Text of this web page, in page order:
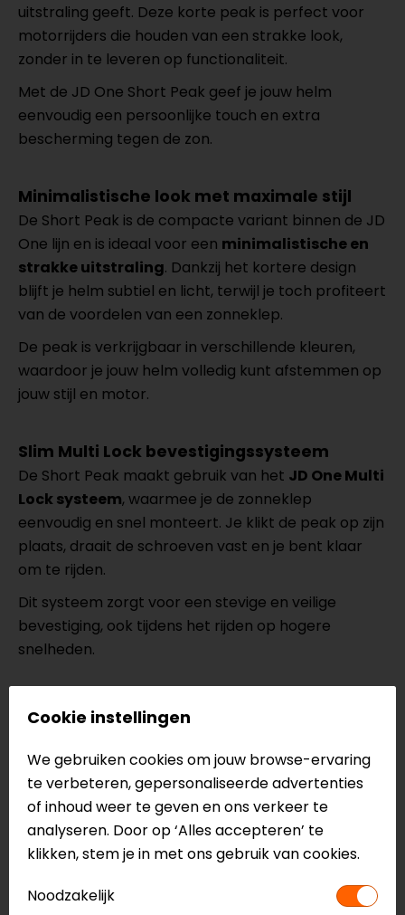
uitstraling geeft. Deze korte peak is perfect voor
motorrijders die houden van een strakke look,
zonder in te leveren op functionaliteit.
Met de JD One Short Peak geef je jouw helm
eenvoudig een persoonlijke touch en extra
bescherming tegen de zon.
Minimalistische look met maximale stijl
De Short Peak is de compacte variant binnen de JD
One lijn en is ideaal voor een minimalistische en
strakke uitstraling. Dankzij het kortere design
blijft je helm subtiel en licht, terwijl je toch profiteert
van de voordelen van een zonneklep.
De peak is verkrijgbaar in verschillende kleuren,
waardoor je jouw helm volledig kunt afstemmen op
jouw stijl en motor.
Slim Multi Lock bevestigingssysteem
De Short Peak maakt gebruik van het JD One Multi
Lock systeem, waarmee je de zonneklep
eenvoudig en snel monteert. Je klikt de peak op zijn
plaats, draait de schroeven vast en je bent klaar
om te rijden.
Dit systeem zorgt voor een stevige en veilige
bevestiging, ook tijdens het rijden op hogere
snelheden.
Personaliseer je helm tot in detail
De schroeven zijn verkrijgbaar in verschillende
kleuren, zodat je jouw helm nog verder kunt
personaliseren. Combineer kleuren en creëer een
unieke uitstraling die perfect bij jou past.
Met de JD One accessoires maak je van je helm
echt jouw eigen ontwerp.
Cookie instellingen
We gebruiken cookies om jouw browse-ervaring
te verbeteren, gepersonaliseerde advertenties
of inhoud weer te geven en ons verkeer te
analyseren. Door op ‘Alles accepteren’ te
klikken, stem je in met ons gebruik van cookies.
Noodzakelijk